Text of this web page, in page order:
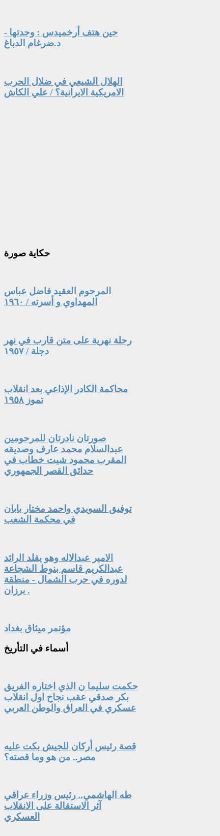
حين هتف أرخميدس : وجدتها -
د.ضرغام الدباغ
الهلال الشيعي في ضلال الحرب
الامريكية الايرانية؟ / علي الكاش
حكاية صورة
المرحوم العقيد فاضل عباس
المهداوي و أسرته / ١٩٦٠
رحلة نهرية على متن قارب في نهر
دجلة / ١٩٥٧
محاكمة الكادر الإذاعي بعد انقلاب
تموز ١٩٥٨
صورتان نادرتان للمرحومين
عبدالسلام محمد عارف وصديقه
المقرب محمود شيت خطاب في
حدائق القصر الجمهوري
توفيق السويدي واحمد مختار بابان
في محكمة الشعب
الامير عبدالاله وهو يقلد الرائد
عبدالكريم قاسم بنوط الشجاعة
لدوره في حرب الشمال - منطقة
برزان .
مؤتمر ميثاق بغداد
أسماء في التأريخ
حكمت سليما ن الذي اختاره الفريق
بكر صدقي عقب نجاح اول انقلاب
عسكري في العراق والوطن العربي
قصة رئيس أركان للجيش بكت عليه
مصر.. من هو وما قصته؟
طه الهاشمي.. رئيس وزراء عراقي
آثر الاستقالة على الانقلاب
العسكري